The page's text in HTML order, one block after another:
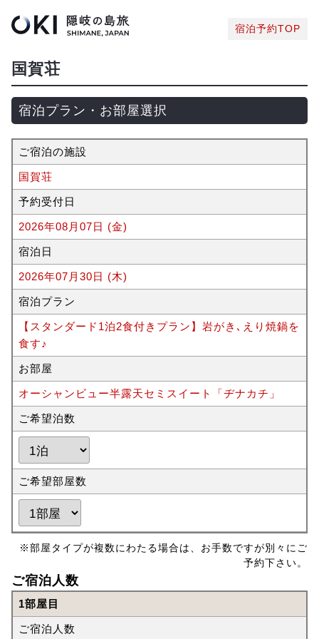
宿泊予約TOP
国賀荘
宿泊プラン・お部屋選択
ご宿泊の施設
国賀荘
予約受付日
2026年08月07日 (金)
宿泊日
2026年07月30日 (木)
宿泊プラン
【スタンダード1泊2食付きプラン】岩がき､えり焼鍋を
食す♪
お部屋
オーシャンビュー半露天セミスイート「ヂナカチ」
ご希望泊数
ご希望部屋数
※部屋タイプが複数にわたる場合は、お手数ですが別々にご
予約下さい。
ご宿泊人数
1部屋目
ご宿泊人数